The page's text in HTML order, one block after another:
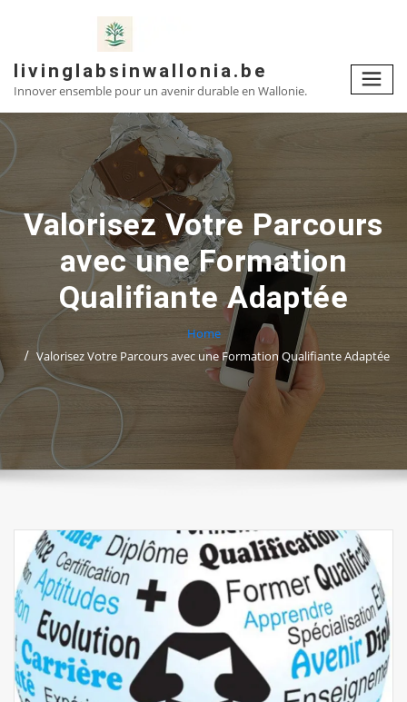
livinglabsinwallonia.be
Innover ensemble pour un avenir durable en Wallonie.
Valorisez Votre Parcours
avec une Formation
Qualifiante Adaptée
Home
Valorisez Votre Parcours avec une Formation Qualifiante Adaptée